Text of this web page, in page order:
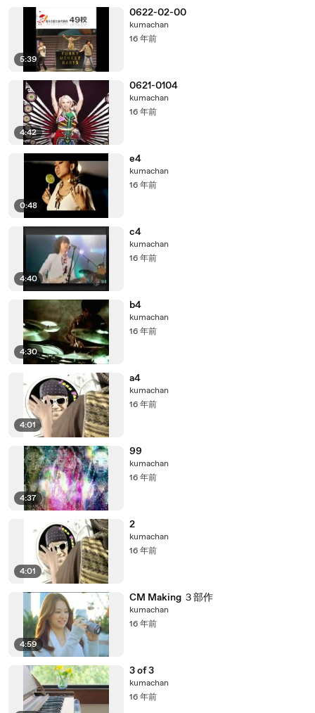
5:39
0622-02-00
kumachan
16 年前
4:42
0621-0104
kumachan
16 年前
0:48
e4
kumachan
16 年前
4:40
c4
kumachan
16 年前
4:30
b4
kumachan
16 年前
4:01
a4
kumachan
16 年前
4:37
99
kumachan
16 年前
4:01
2
kumachan
16 年前
4:59
CM Making ３部作
kumachan
16 年前
3 of 3
kumachan
16 年前